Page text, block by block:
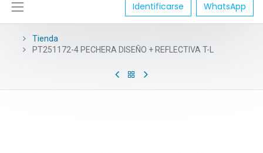
Identificarse WhatsApp
Tienda
PT251172-4 PECHERA DISEÑO + REFLECTIVA T-L